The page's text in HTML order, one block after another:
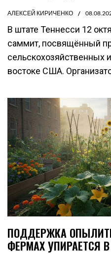
АЛЕКСЕЙ КИРИЧЕНКО
В штате Теннесси 12
саммит, посвящённый
сельскохозяйственных
востоке США.
ПОДДЕРЖКА
ФЕРМАХ УПИРАЕТСЯ